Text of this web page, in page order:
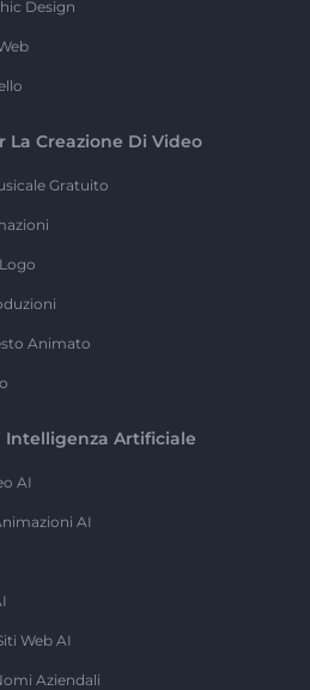
Design
La Creazione Di Video
Gratuito
Animato
Artificiale
AI
AI
Web AI
Aziendali